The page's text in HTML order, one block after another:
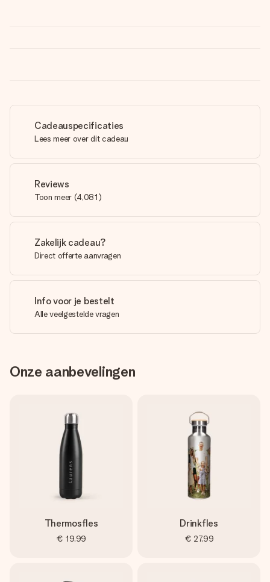
Cadeauspecificaties
Lees meer over dit cadeau
Reviews
Toon meer (4,081)
Zakelijk cadeau?
Direct offerte aanvragen
Info voor je bestelt
Alle veelgestelde vragen
Onze aanbevelingen
Thermosfles
€ 19,99
Drinkfles
€ 27,99